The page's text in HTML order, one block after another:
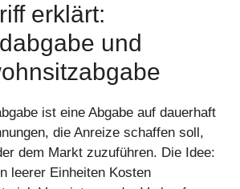
erklärt:
und
ist eine Abgabe auf dauerhaft
die Anreize schaffen soll,
dem Markt zuzuführen. Die Idee:
leerer Einheiten Kosten